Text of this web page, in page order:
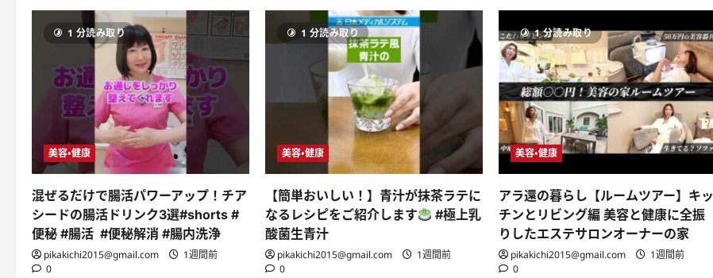
み
節
約
レ
シ
ピ
ラ
イ
フ
ハ
ッ
ク
ダ
イ
エ
ト
健
康
美
肌
消
#
腸
内
洗
浄
に
つ
い
て
さ
ら
読
す
ぎ
て
気
絶
す
る！
サ
ッ
ポ
ロ
一
番
塩
ラ
メ
ン
袋
麺
カ
カ
冷
蔵
庫
を
抜
き
打
ち
チ
ェ
ッ
ク！
健
康
オ
タ
ク
の
食
生
ま
ー
ツ
ア
ー】
裸
で
暮
ら
す
家
｜
サ
ウ
外
シ
ャ
ワ
ー・
寝
ま
1 分読み取り
美容・健康
混ぜるだけで腸活パワーアップ！チア
シードの腸活ドリンク3選#shorts #
便秘 #腸活 #便秘解消 #腸内洗浄
pikakichi2015@gmail.com
1週間前
0
1 分読み取り
美容・健康
【簡単おいしい！】青汁が抹茶ラテに
なるレシピをご紹介します
#極上乳
酸菌生青汁
pikakichi2015@gmail.com
1週間前
0
1 分読み取り
美容・健康
アラ還の暮らし【ルームツアー】キッ
チンとリビング編 美容と健康に全振
りしたエステサロンオーナーの家
pikakichi2015@gmail.com
1週間前
0